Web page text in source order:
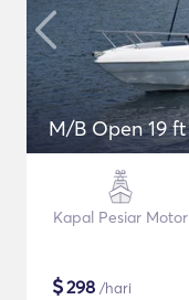
M/B Open 19 ft
Kapal Pesiar Motor
$298 /hari